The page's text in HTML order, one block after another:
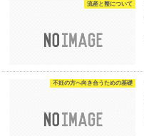
流産と整について
不妊の方へ向き合うための基礎